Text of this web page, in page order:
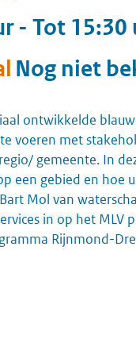
- Tot 15:30
Nog niet
ontwikkelde
voeren met
gemeente. In
een gebied en hoe
Mol van
in op het MLV
Rijnmond-